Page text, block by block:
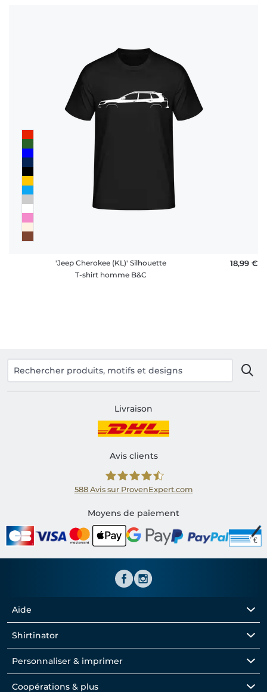
'Jeep Cherokee (KL)' Silhouette
T-shirt homme B&C
18,99 €
Livraison
Avis clients
Shirtinator FR
588 Avis sur ProvenExpert.com
Moyens de paiement
Aide
Shirtinator
Personnaliser & imprimer
Coopérations & plus